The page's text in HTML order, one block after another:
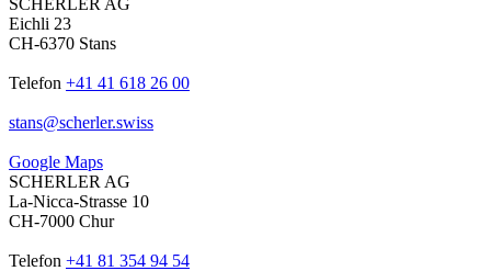
Eichli 23
CH-6370 Stans
Telefon +41 41 618 26 00
stans@scherler.swiss
Google Maps
SCHERLER AG
La-Nicca-Strasse 10
CH-7000 Chur
Telefon +41 81 354 94 54